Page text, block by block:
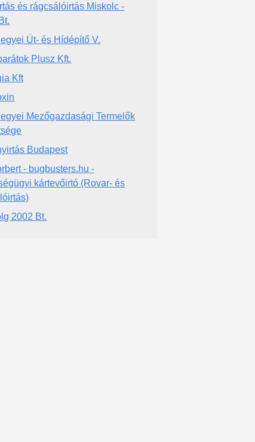
és rágcsálóirtás Miskolc -
Út- és Hídépítő V.
Plusz Kft.
Kft
Mezőgazdasági Termelők
Budapest
- bugbusters.hu -
kártevőirtó (Rovar- és
2002 Bt.